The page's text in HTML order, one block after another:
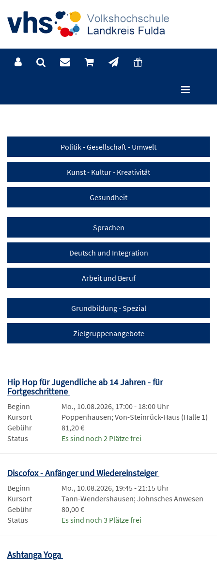
Politik - Gesellschaft - Umwelt
Kunst - Kultur - Kreativität
Gesundheit
Sprachen
Deutsch und Integration
Arbeit und Beruf
Grundbildung - Spezial
Zielgruppenangebote
Hip Hop für Jugendliche ab 14 Jahren - für
Fortgeschrittene
Beginn
Mo., 10.08.2026, 17:00 - 18:00 Uhr
Kursort
Poppenhausen; Von-Steinrück-Haus (Halle 1)
Gebühr
81,20 €
Status
Es sind noch 2 Plätze frei
Discofox - Anfänger und Wiedereinsteiger
Beginn
Mo., 10.08.2026, 19:45 - 21:15 Uhr
Kursort
Tann-Wendershausen; Johnsches Anwesen
Gebühr
80,00 €
Status
Es sind noch 3 Plätze frei
Ashtanga Yoga